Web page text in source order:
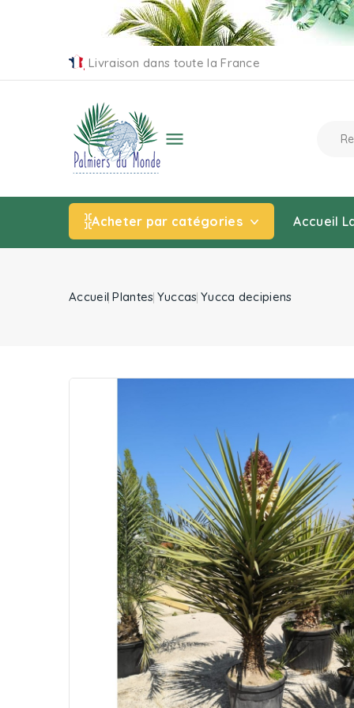
Livraison dans toute la France

Acheter par catégories Accueil
Accueil Plantes Yuccas Yucca decipiens